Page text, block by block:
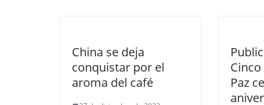
China se deja
conquistar por el
aroma del café
Paz